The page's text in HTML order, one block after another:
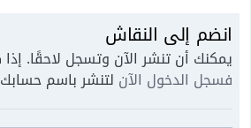
انضم إلى النقاش
يمكنك أن تنشر الآن وتسجل لاحقًا.
فسجل الدخول الآن لتنشر باسم